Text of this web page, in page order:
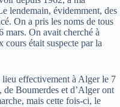
lendemain, évidemment, des
On a pris les noms de tous
mars. On avait cherché à
cours était suspecte par la
lieu effectivement à Alger le 7
Boumerdes et d’Alger ont
mais cette fois-ci, le